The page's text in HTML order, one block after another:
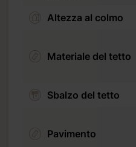
Altezza al colmo
Materiale del tetto
Sbalzo del tetto
Pavimento
+44 mm